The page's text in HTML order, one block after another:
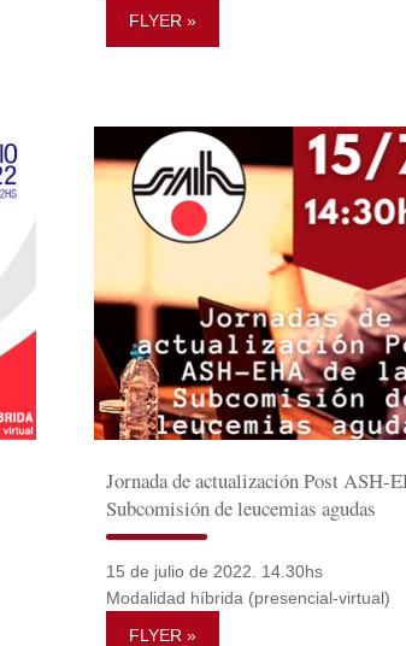
FLYER »
Jornada de actualización Post ASH-
Subcomisión de leucemias agudas
15 de julio de 2022. 14.30hs
Modalidad híbrida (presencial-virtual)
FLYER »